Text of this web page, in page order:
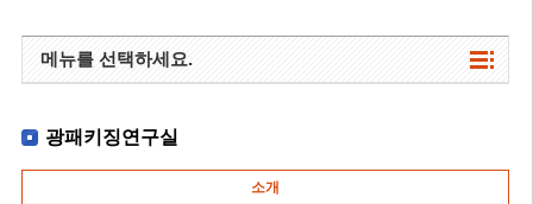
메뉴를 선택하세요.
광패키징연구실
소개